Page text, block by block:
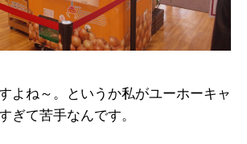
よね～。というか私がユーホーキャ
ぎて苦手なんです。